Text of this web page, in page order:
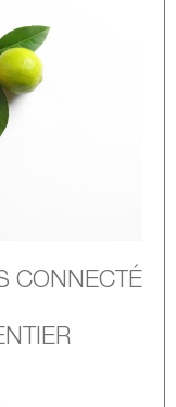
CONNECTÉ